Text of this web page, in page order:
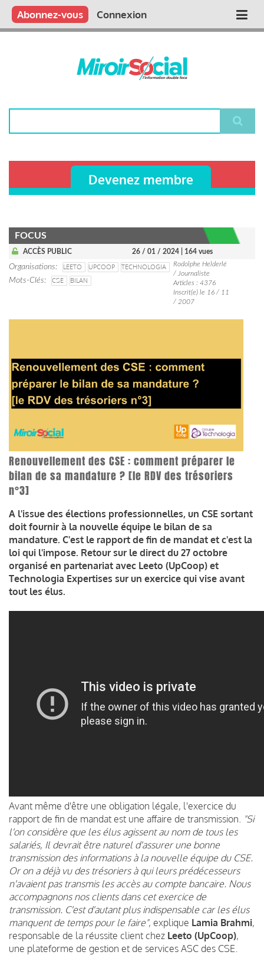
Aller
contenu
Main
Qui sommes nous ?
Vous publiez
Nous publions
Contactez-nous
Abonnez-vous Connexion
Devenez membre
FOCUS
ACCÈS PUBLIC 26 / 01 / 2024 | 164 vues
Organisations LEETO UPCOOP
TECHNOLOGIA
Mots-Clés
CSE BILAN
Rodolphe Helderlé
/ Journaliste
Articles : 4376
Inscrit(e) le 16 / 11
/ 2007
Renouvellement des CSE : comment préparer le
bilan de sa mandature ? [le RDV des trésoriers
n°3]
A l'issue des élections professionnelles, un CSE sortant
doit fournir à la nouvelle équipe le bilan de sa
mandature. C'est le rapport de fin de mandat et c'est la
loi qui l'impose. Retour sur le direct du 27 octobre
organisé en partenariat avec Leeto (UpCoop) et
Technologia Expertises sur un exercice qui vise avant
tout les élus.
Avant même d'être une obligation légale, l'exercice du
rapport de fin de mandat est une affaire de transmission. "Si
l'on considère que les élus agissent au nom de tous les
salariés, Il devrait être naturel d'assurer une bonne
transmission des informations à la nouvelle équipe du CSE.
Or on a déjà vu des trésoriers à qui leurs prédécesseurs
n'avaient pas transmis les accès au compte bancaire. Nous
accompagnons nos clients dans cet exercice de
transmission. C'est d'autant plus indispensable car les élus
manquent de temps pour le faire", explique Lamia Brahmi,
responsable de la réussite client chez Leeto (UpCoop),
une plateforme de gestion et de services ASC des CSE.